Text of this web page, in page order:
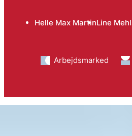
Helle Max MartinLine
Arbejdsmarked